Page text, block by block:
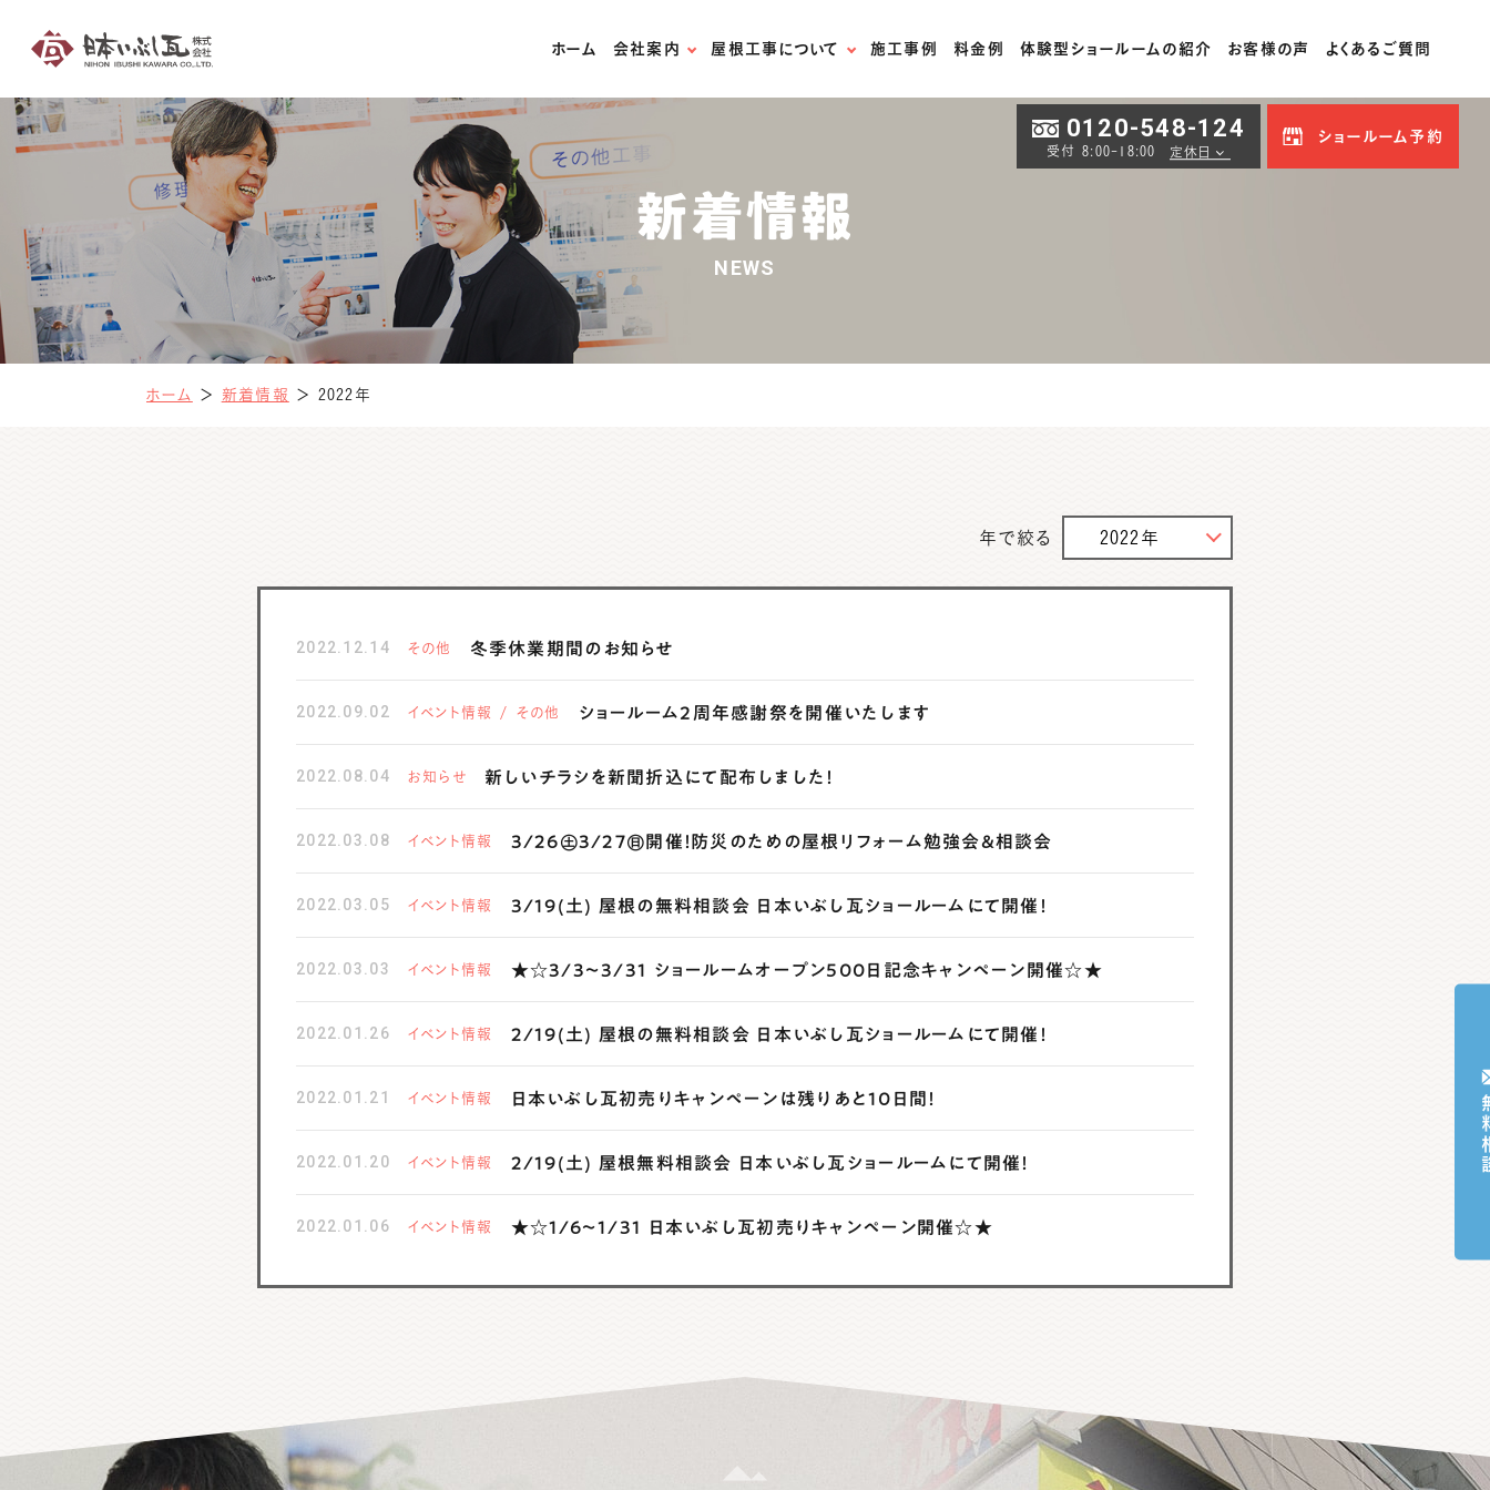
ホーム 会社案内
法人様はこちら
お問い合わせ
天窓専門店
屋根工事について 施工事例 料金例 体験型ショールームの紹介 お客様の声 よくあるご質問
0120-548-124
受付 8:00-18:00 定休日
ショールーム予約
無
新着情報
NEWS
ホーム ＞ 新着情報 ＞ 2022年
年で絞る 2022年
2022.12.14 その他 冬季休業期間のお知らせ
2022.09.02 イベント情報 その他 ショールーム２周年感謝祭を開催いたします
2022.08.04 お知らせ 新しいチラシを新聞折込にて配布しました！
2022.03.08 イベント情報 3/26㊏3/27㊐開催！防災のための屋根リフォーム勉強会&相談会
2022.03.05 イベント情報 3/19(土) 屋根の無料相談会 日本いぶし瓦ショールームにて開催！
2022.03.03 イベント情報 ★☆3/3～3/31 ショールームオープン500日記念キャンペーン開催☆★
2022.01.26 イベント情報 2/19(土) 屋根の無料相談会 日本いぶし瓦ショールームにて開催！
2022.01.21 イベント情報 日本いぶし瓦初売りキャンペーンは残りあと10日間！
2022.01.20 イベント情報 2/19(土) 屋根無料相談会 日本いぶし瓦ショールームにて開催！
2022.01.06 イベント情報 ★☆1/6～1/31 日本いぶし瓦初売りキャンペーン開催☆★